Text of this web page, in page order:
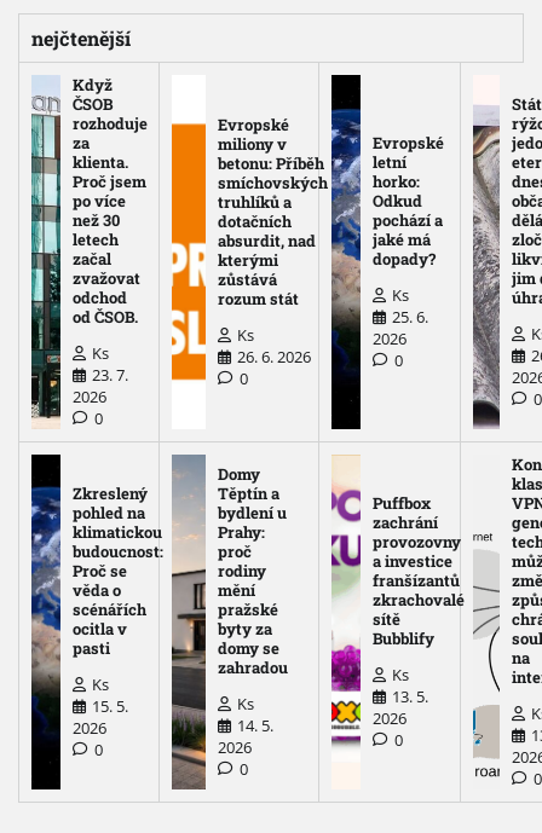
nejčtenější
Když
ČSOB
rozhoduje
za
klienta.
Proč jsem
po více
než 30
letech
začal
zvažovat
odchod
od ČSOB.
Ks
23. 7.
2026
0
Evropské
miliony v
betonu: Příběh
smíchovských
truhlíků a
dotačních
absurdit, nad
kterými
zůstává
rozum stát
Ks
26. 6. 2026
0
Evropské
letní
horko:
Odkud
pochází a
jaké má
dopady?
Ks
25. 6.
2026
0
jim
0
Zkreslený
pohled na
klimatickou
budoucnost:
Proč se
věda o
scénářích
ocitla v
pasti
Ks
15. 5.
2026
0
Domy
Těptín a
bydlení u
Prahy:
proč
rodiny
mění
pražské
byty za
domy se
zahradou
Ks
14. 5.
2026
0
Puffbox
zachrání
provozovny
a investice
franšízantů
zkrachovalé
sítě
Bubblify
Ks
13. 5.
2026
0
na
0